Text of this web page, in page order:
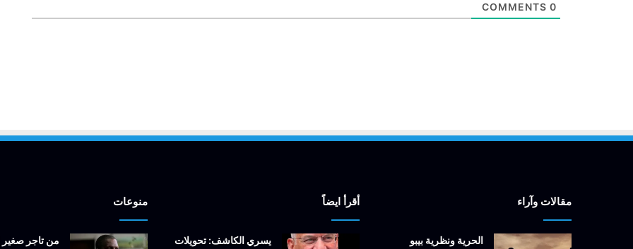
0
مقالات وآراء
الحرية ونظرية بيبو
أقرأ ايضاً
يسري الكاشف: تحويلات
منوعات
من تاجر صغير